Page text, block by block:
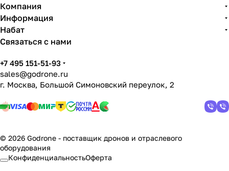
Компания
Информация
Набат
Связаться с нами
+7 495 151-51-93
sales@godrone.ru
г. Москва, Большой Симоновский переулок, 2
© 2026 Godrone - поставщик дронов и отраслевого
оборудования
КонфиденциальностьОферта